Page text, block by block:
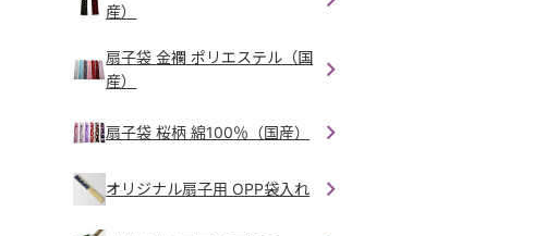
産）
扇子袋 金襴 ポリエステル（国
産）
扇子袋 桜柄 綿100％（国産）
オリジナル扇子用 OPP袋入れ